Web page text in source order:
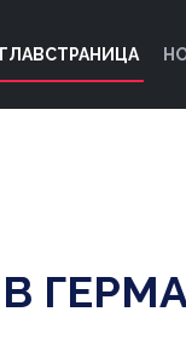
ГЛАВСТРАНИЦА